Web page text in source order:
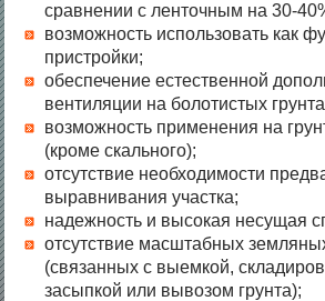
сравнении с ленточным на 30-
возможность использовать как
пристройки;
обеспечение естественной
вентиляции на болотистых
возможность применения на
(кроме скального);
отсутствие необходимости
выравнивания участка;
надежность и высокая несущая
отсутствие масштабных
(связанных с выемкой,
засыпкой или вывозом грунта);